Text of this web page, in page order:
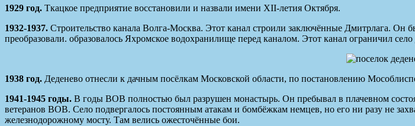
1929 год. Ткацкое предприятие восстановили и назвали имени XII-летия Октября.
1932-1937. Строительство канала Волга-Москва. Этот канал строили заключённые Дмитрлага.
преобразовали. образовалось Яхромское водохранилище перед каналом. Этот канал ограничил село
1938 год. Деденево отнесли к дачным посёлкам Московской области, по постановлению
1941-1945 годы. В годы ВОВ полностью был разрушен монастырь. Он пребывал в плачевном
ветеранов ВОВ. Село подвергалось постоянным атакам и бомбёжкам немцев, но его ни разу не
железнодорожному мосту. Там велись ожесточённые бои.